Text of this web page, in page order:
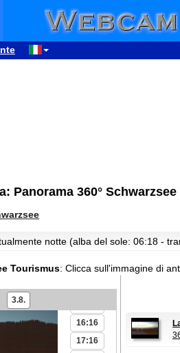
Panorama 360°
notte (alba del sole: 06:18 -
Tourismus: Clicca sull'immagine di
3.8.
09:16
13:16
14:16
16:16
17:16